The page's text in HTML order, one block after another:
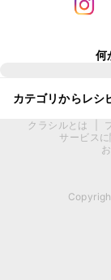
何
カテゴリからレシ
クラシルとは
サービス